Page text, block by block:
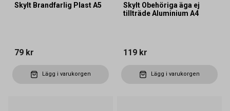
Skylt Brandfarlig Plast A5
79 kr
Lägg i varukorgen
Skylt Obehöriga äga ej
tillträde Aluminium A4
119 kr
Lägg i varukorgen